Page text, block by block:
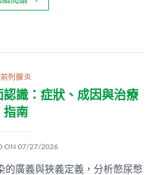
前列腺炎
識：症狀、成因與治療
指南
ON 07/27/2026
的廣義與狹義定義，分析憋尿憋